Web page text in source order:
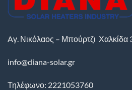
Aγ. Νικόλαος – Μπούρτζι Χαλκίδα
info@diana-solar.gr
Τηλέφωνο: 2221053760